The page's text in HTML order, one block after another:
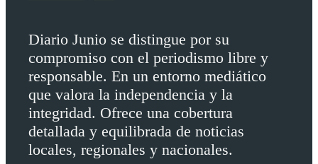
Diario Junio se distingue por su
compromiso con el periodismo libre y
responsable. En un entorno mediático
que valora la independencia y la
integridad. Ofrece una cobertura
detallada y equilibrada de noticias
locales, regionales y nacionales.